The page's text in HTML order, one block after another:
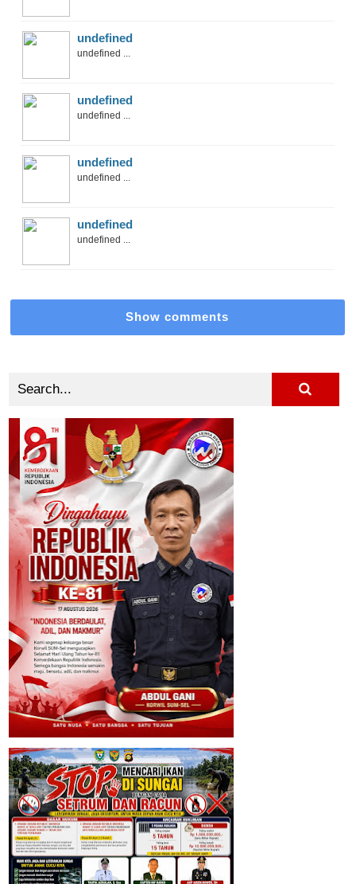
undefined
undefined ...
undefined
undefined ...
undefined
undefined ...
undefined
undefined ...
Show comments